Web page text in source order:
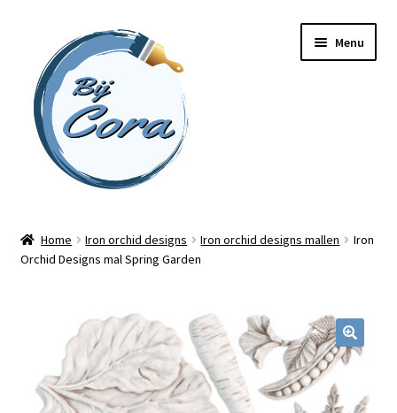
naar
navigatie
inhoud
Menu
Workshops
Blog / DIY / Tutorials
Home Iron orchid designs Iron orchid designs mallen
Iron
Orchid Designs mal Spring Garden